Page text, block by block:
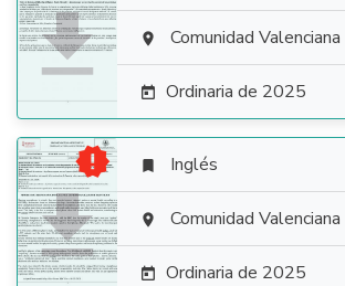
  Comunidad Valenciana
 Ordinaria de 2025

  Inglés
 Comunidad Valenciana
 Ordinaria de 2025